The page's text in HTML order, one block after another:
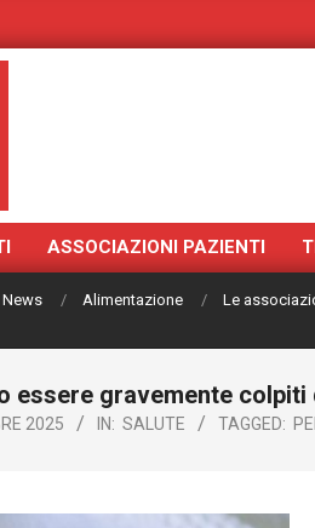
ASSOCIAZIONI PAZIENTI
News Alimentazione
Le
essere gravemente colpiti
2025 IN: SALUTE TAGGED: